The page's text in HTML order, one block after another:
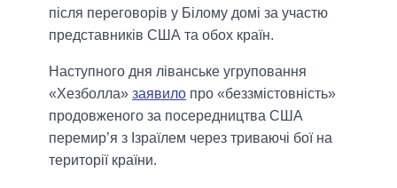
після переговорів у Білому домі за участю
представників США та обох країн.
Наступного дня ліванське угруповання
«Хезболла» заявило про «беззмістовність»
продовженого за посередництва США
перемир’я з Ізраїлем через триваючі бої на
території країни.